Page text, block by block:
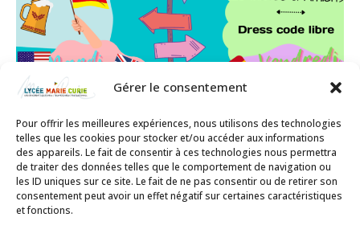
Gérer le consentement
Pour offrir les meilleures expériences, nous utilisons des technologies
telles que les cookies pour stocker et/ou accéder aux informations
des appareils. Le fait de consentir à ces technologies nous permettra
de traiter des données telles que le comportement de navigation ou
les ID uniques sur ce site. Le fait de ne pas consentir ou de retirer son
consentement peut avoir un effet négatif sur certaines caractéristiques
et fonctions.